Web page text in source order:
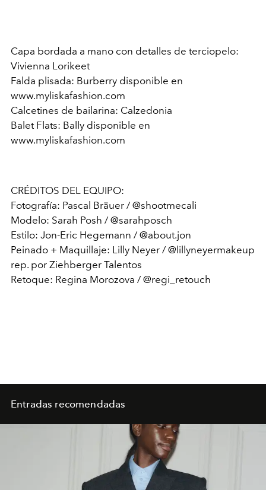
Capa bordada a mano con detalles de terciopelo:
Vivienna Lorikeet
Falda plisada: Burberry disponible en
www.myliskafashion.com
Calcetines de bailarina: Calzedonia
Balet Flats: Bally disponible en
www.myliskafashion.com
CRÉDITOS DEL EQUIPO:
Fotografía: Pascal Bräuer / @shootmecali
Modelo: Sarah Posh / @sarahposch
Estilo: Jon-Eric Hegemann / @about.jon
Peinado + Maquillaje: Lilly Neyer / @lillyneyermakeup
rep. por Ziehberger Talentos
Retoque: Regina Morozova / @regi_retouch
Entradas recomendadas